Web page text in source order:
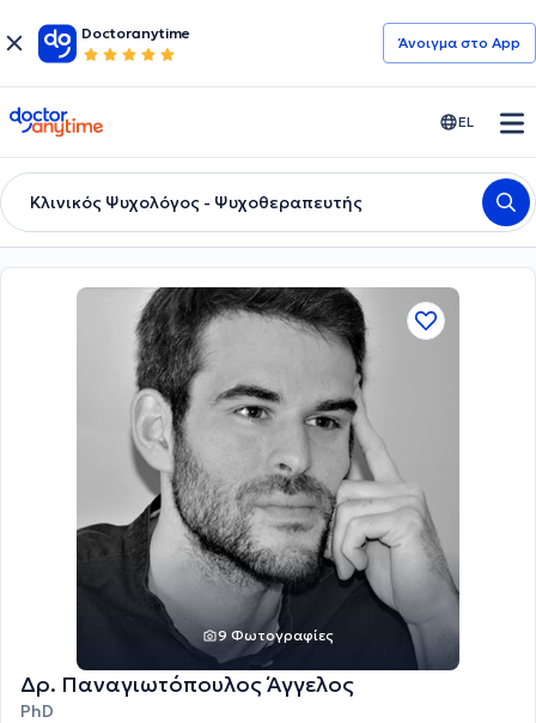
Doctoranytime
Άνοιγμα στο App
doctoranytime EL
Κλινικός Ψυχολόγος - Ψυχοθεραπευτής
9 Φωτογραφίες
Δρ. Παναγιωτόπουλος Άγγελος
PhD